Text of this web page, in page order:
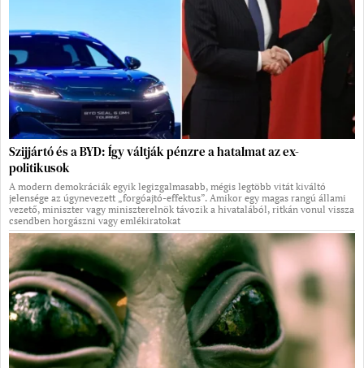
Szijjártó és a BYD: Így váltják pénzre a hatalmat az ex-
politikusok
A modern demokráciák egyik legizgalmasabb, mégis legtöbb vitát kiváltó
jelensége az úgynevezett „forgóajtó-effektus”. Amikor egy magas rangú állami
vezető, miniszter vagy miniszterelnök távozik a hivatalából, ritkán vonul vissza
csendben horgászni vagy emlékiratokat